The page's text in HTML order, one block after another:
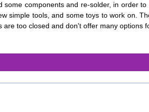
components and re-solder, in order
simple tools, and some toys to work on.
too closed and don't offer many options